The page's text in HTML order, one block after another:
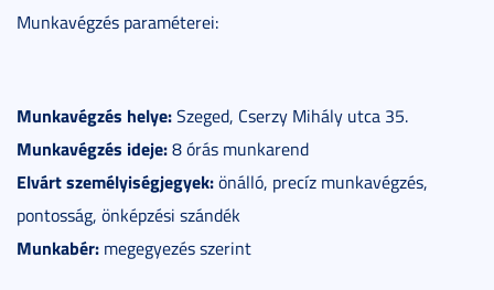
Munkavégzés paraméterei:
Munkavégzés helye:Szeged, Cserzy Mihály utca 35.
Munkavégzés ideje:8 órás munkarend
Elvárt személyiségjegyek:önálló, precíz munkavégzés,
pontosság, önképzési szándék
Munkabér: megegyezés szerint